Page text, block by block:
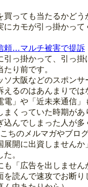
っても当たるかどう
カモが引っ掛かって
頼…マルチ被害で提訴
っ掛かって、引っ掛
り前です。
大阪などのスポンサ
るのはあんまりでは
電」や「近未来通信」
くっていた時期があ
んでしまった人が多
ちのメルマガやブロ
展開に出資しませんか
。
も「広告を出しません
読んで速攻でお断り